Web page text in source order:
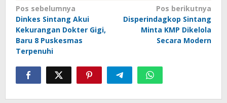
Navigasi
pos
Pos sebelumnya
Dinkes Sintang Akui
Kekurangan Dokter Gigi,
Baru 8 Puskesmas
Terpenuhi
Pos berikutnya
Disperindagkop Sintang
Minta KMP Dikelola
Secara Modern